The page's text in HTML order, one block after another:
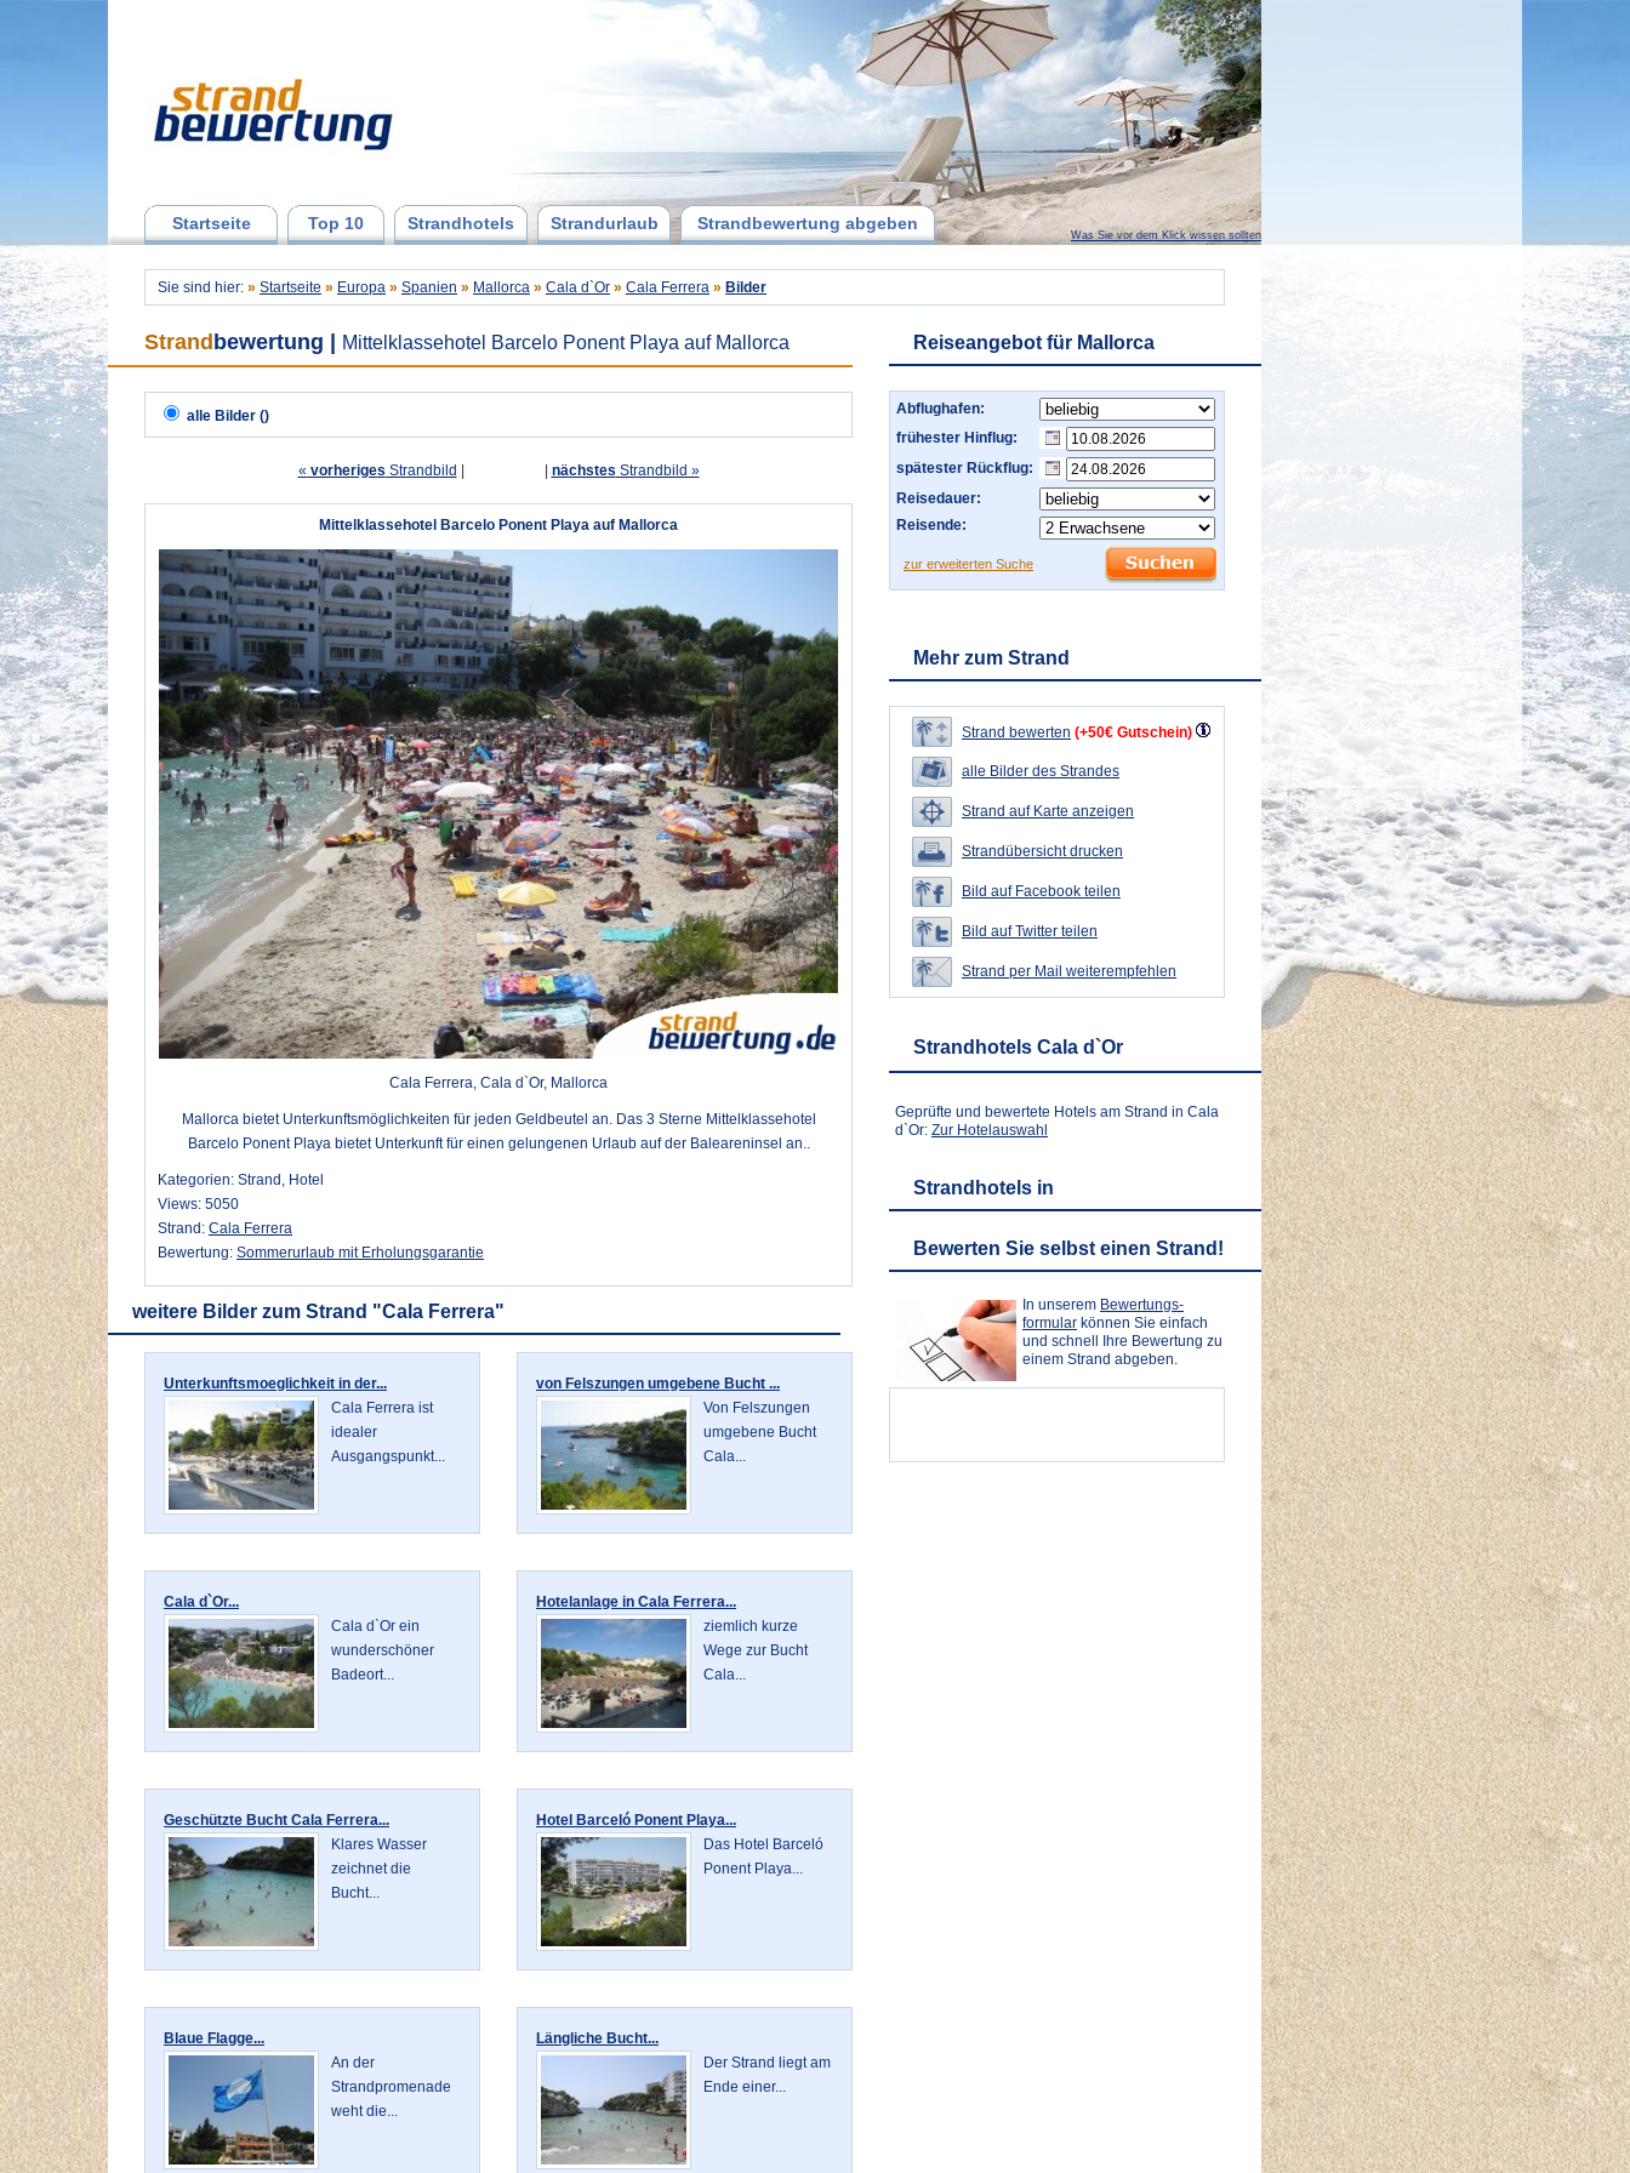
Startseite Top 10 Strandhotels Strandurlaub Strandbewertung abgeben
Was Sie vor dem Klick wissen sollten
Sie sind hier: » Startseite » Europa » Spanien » Mallorca » Cala d`Or » Cala Ferrera » Bilder
Strand bewertung Mittelklassehotel Barcelo Ponent Playa auf Mallorca
alle Bilder ()
« vorheriges Strandbild nächstes Strandbild »
Mittelklassehotel Barcelo Ponent Playa auf Mallorca
Cala Ferrera, Cala d`Or, Mallorca
Mallorca bietet Unterkunftsmöglichkeiten für jeden Geldbeutel an. Das 3 Sterne Mittelklassehotel
Barcelo Ponent Playa bietet Unterkunft für einen gelungenen Urlaub auf der Baleareninsel an..
Kategorien: Strand, Hotel
Views: 5050
Strand: Cala Ferrera
Bewertung: Sommerurlaub mit Erholungsgarantie
weitere Bilder zum Strand "Cala Ferrera"
Unterkunftsmoeglichkeit in der...
Cala Ferrera ist
idealer
Ausgangspunkt...
von Felszungen umgebene Bucht ...
Von Felszungen
umgebene Bucht
Cala...
Cala d`Or...
Cala d`Or ein
wunderschöner
Badeort...
Hotelanlage in Cala Ferrera...
ziemlich kurze
Wege zur Bucht
Cala...
Geschützte Bucht Cala Ferrera...
Klares Wasser
zeichnet die
Bucht...
Hotel Barceló Ponent Playa...
Das Hotel Barceló
Ponent Playa...
Blaue Flagge...
An der
Strandpromenade
weht die...
Längliche Bucht...
Der Strand liegt am
Ende einer...
Reiseangebot für Mallorca
Abflughafen:
frühester Hinflug:
spätester Rückflug:
Reisedauer:
Reisende:
zur erweiterten Suche
Mehr zum Strand
Strand bewerten (+50€ Gutschein)
alle Bilder des Strandes
Strand auf Karte anzeigen
Strandübersicht drucken
Bild auf Facebook teilen
Bild auf Twitter teilen
Strand per Mail weiterempfehlen
Strandhotels Cala d`Or
Geprüfte und bewertete Hotels am Strand in Cala
d`Or: Zur Hotelauswahl
Strandhotels in
Bewerten Sie selbst einen Strand!
In unserem Bewertungs-
formular können Sie einfach
und schnell Ihre Bewertung zu
einem Strand abgeben.